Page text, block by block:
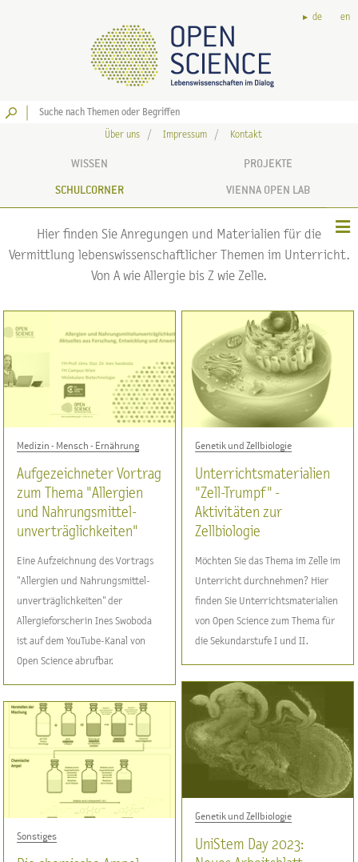
de en
Über uns Impressum Kontakt
WISSEN PROJEKTE
SCHULCORNER VIENNA OPEN LAB
Hier finden Sie Anregungen und Materialien für die
Vermittlung lebenswissenschaftlicher Themen im Unterricht.
Von A wie Allergie bis Z wie Zelle.
Medizin - Mensch - Ernährung
Aufgezeichneter Vortrag
zum Thema "Allergien
und Nahrungsmittel-
unverträglichkeiten"
Eine Aufzeichnung des Vortrags
"Allergien und Nahrungsmittel-
unverträglichkeiten" der
Allergieforscherin Ines Swoboda
ist auf dem YouTube-Kanal von
Open Science abrufbar.
Genetik und Zellbiologie
Unterrichtsmaterialien
"Zell-Trumpf" -
Aktivitäten zur
Zellbiologie
Möchten Sie das Thema im Zelle im
Unterricht durchnehmen? Hier
finden Sie Unterrichtsmaterialien
von Open Science zum Thema für
die Sekundarstufe I und II.
Genetik und Zellbiologie
UniStem Day 2023:
Sonstiges